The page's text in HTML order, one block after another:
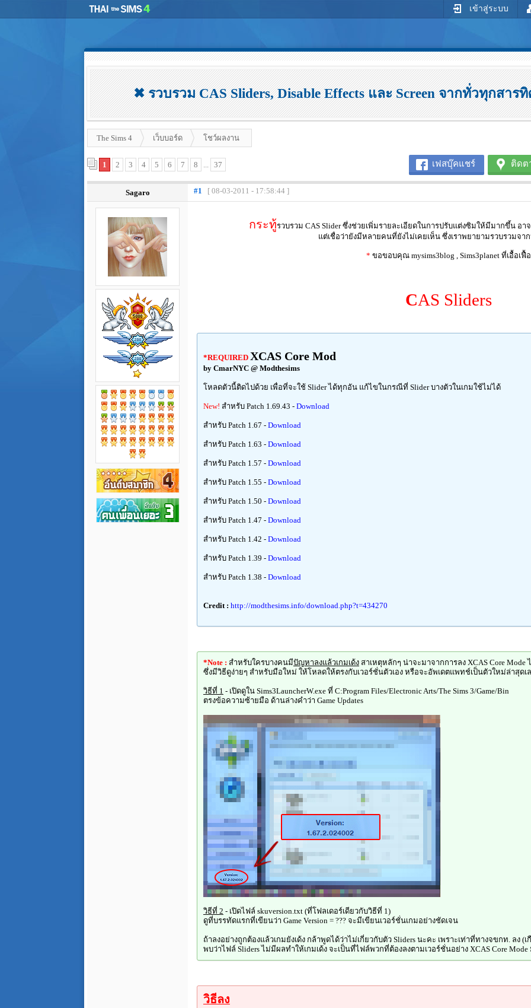
เข้าสู่ระบบ
✖ รวบรวม CAS Sliders, Disable Effects และ Screen จากทั่วทุกสาร
The Sims 4 เว็บบอร์ด โชว์ผลงาน
เฟสบุ๊คแชร์ ติดต
1 2 3 4 5 6 7 8 ... 37
Sagaro #1 [ 08-03-2011 - 17:58:44 ]
กระทู้รวบรวม CAS Slider ซึ่งช่วยเพิ่มรายละเอียดในการปรับแต่งซิมให้มีมากขึ้น อา
แต่เชื่อว่ายังมีหลายคนที่ยังไม่เคยเห็น ซึ่งเราพยายามรวบรวมจา
* ขอขอบคุณ mysims3blog , Sims3planet ที่เอื้อเฟื้อ
CAS Sliders
*REQUIRED XCAS Core Mod
by CmarNYC @ Modthesims
โหลดตัวนี้ติดไปด้วย เพื่อที่จะใช้ Slider ได้ทุกอัน แก้ไขในกรณีที่ Slider บางตัวในเกมใช้ไม่ได้
New! สำหรับ Patch 1.69.43 - Download
สำหรับ Patch 1.67 - Download
สำหรับ Patch 1.63 - Download
สำหรับ Patch 1.57 - Download
สำหรับ Patch 1.55 - Download
สำหรับ Patch 1.50 - Download
สำหรับ Patch 1.47 - Download
สำหรับ Patch 1.42 - Download
สำหรับ Patch 1.39 - Download
สำหรับ Patch 1.38 - Download
Credit : http://modthesims.info/download.php?t=434270
*Note : สำหรับใครบางคนมีปัญหาลงแล้วเกมเด้ง สาเหตุหลักๆ น่าจะมาจากการลง XCAS Core Mode
ซึ่งมีวิธีดูง่ายๆ สำหรับมือใหม่ ให้โหลดให้ตรงกับเวอร์ชั่นตัวเอง หรือจะอัพเดตแพทช์เป็นตัวใหม่ล่าสุดเ
วิธีที่ 1 - เปิดดูใน Sims3LauncherW.exe ที่ C:Program Files/Electronic Arts/The Sims 3/Game/Bin
ตรงข้อความซ้ายมือ ด้านล่างคำว่า Game Updates
วิธีที่ 2 - เปิดไฟล์ skuversion.txt (ที่โฟลเดอร์เดียวกับวิธีที่ 1)
ดูที่บรรทัดแรกที่เขียนว่า Game Version = ??? จะมีเขียนเวอร์ชั่นเกมอย่างชัดเจน
ถ้าลงอย่างถูกต้องแล้วเกมยังเด้ง กล้าพูดได้ว่าไม่เกี่ยวกับตัว Sliders นะคะ เพราะเท่าที่ทางจขกท. ลง (
พบว่าไฟล์ Sliders ไม่มีผลทำให้เกมเด้ง จะเป็นที่ไฟล์พวกที่ต้องลงตามเวอร์ชั่นอย่าง XCAS Core Mode
วิธีลง